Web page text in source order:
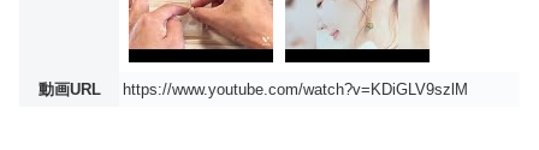
動画URL https://www.youtube.com/watch?v=KDiGLV9szlM